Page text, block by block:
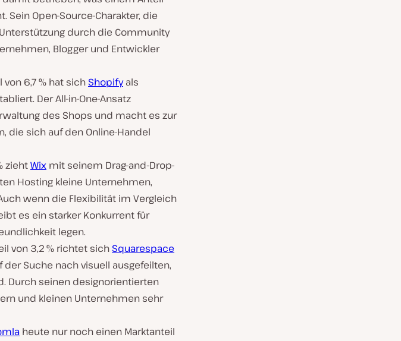
Sein Open-Source-Charakter, die
durch die Community
Blogger und Entwickler
von 6,7 % hat sich Shopifyals
Der All-in-One-Ansatz
des Shops und macht es zur
die sich auf den Online-Handel
ziehtWix mit seinem Drag-and-Drop-
Hosting kleine Unternehmen,
wenn die Flexibilität im Vergleich
es ein starker Konkurrent für
legen.
von 3,2 % richtet sich Squarespace
der Suche nach visuell ausgefeilten,
Durch seinen designorientierten
und kleinen Unternehmen sehr
heute nur noch einen Marktanteil